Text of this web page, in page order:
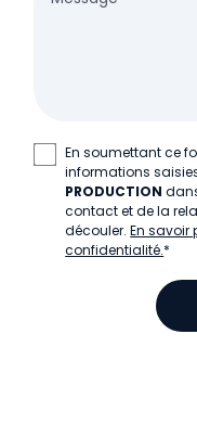
En soumettant ce
informations
PRODUCTION
contact et de la
découler.En savoir
confidentialité.*